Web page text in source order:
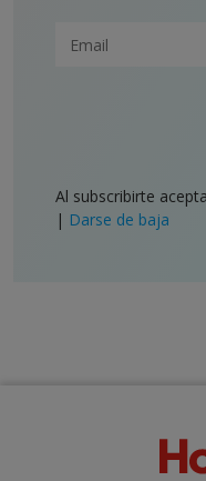
Al subscribirte
| Darse de baja